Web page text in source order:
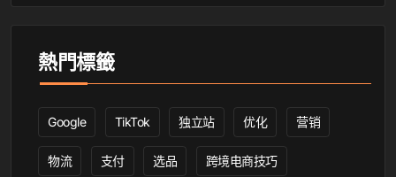
熱門標籤
Google TikTok 独立站 优化 营销
物流 支付 选品 跨境电商技巧